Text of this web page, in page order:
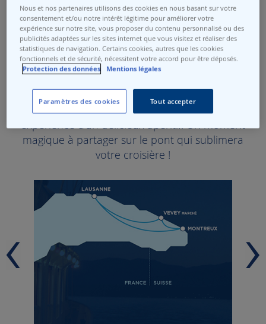
longerez d'abord les vignobles en terrasses de
Lavaux, inscrits depuis 2007 au patrimoine
mondial de l’UNESCO, dont les charmants
villages accrochés à flanc de collines offrent un
spectacle fascinant.
Alors que vous êtes submergé par la beauté
des paysages lémaniques, agrémentez votre
expérience d'un délicieux apéritif. Un moment
magique à partager sur le pont qui sublimera
votre croisière !
Nous et nos partenaires utilisons des cookies en nous basant sur votre
consentement et/ou notre intérêt légitime pour améliorer votre
expérience sur notre site, vous proposer du contenu personnalisé ou des
publicités adaptées sur les sites internet que vous visitez et réaliser des
statistiques de navigation. Certains cookies, autres que les cookies
fonctionnels et de sécurité, nécessitent votre accord pour être déposés.
Protection des données Mentions légales
Paramètres des cookies Tout accepter